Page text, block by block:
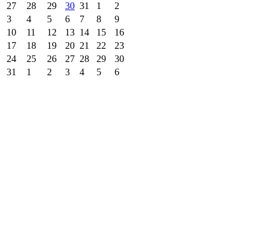
27
28 29 30 31 1
2
3
4 5 6 7 8
9
10
11 12 13 14 15
16
17
18 19 20 21 22
23
24
25 26 27 28 29
30
31
1 2 3 4 5 6